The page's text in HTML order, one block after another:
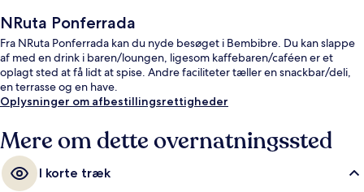
NRuta Ponferrada
Fra NRuta Ponferrada kan du nyde besøget i Bembibre. Du kan slappe
af med en drink i baren/loungen, ligesom kaffebaren/caféen er et
oplagt sted at få lidt at spise. Andre faciliteter tæller en snackbar/deli,
en terrasse og en have.
Oplysninger om afbestillingsrettigheder
Mere om dette overnatningssted
I korte træk